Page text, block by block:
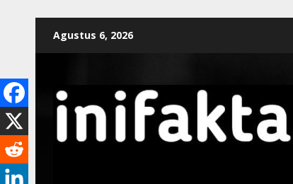
Agustus 6, 2026